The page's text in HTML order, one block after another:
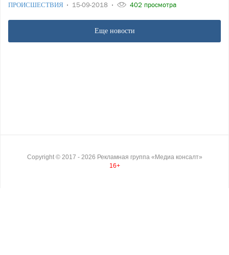
ПРОИСШЕСТВИЯ 15-09-2018 402 просмотра
Еще новости
Copyright © 2017 - 2026 Рекламная группа «Медиа консалт»
16+